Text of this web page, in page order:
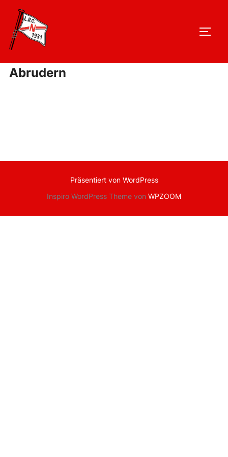
Inhalten
springen
Abrudern
Präsentiert von WordPress
Inspiro WordPress Theme von WPZOOM